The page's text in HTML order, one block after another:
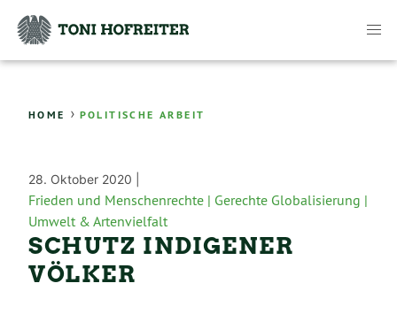
HOME › POLITISCHE ARBEIT
28. Oktober 2020 |
Frieden und Menschenrechte | Gerechte Globalisierung |
Umwelt & Artenvielfalt
SCHUTZ INDIGENER
VÖLKER